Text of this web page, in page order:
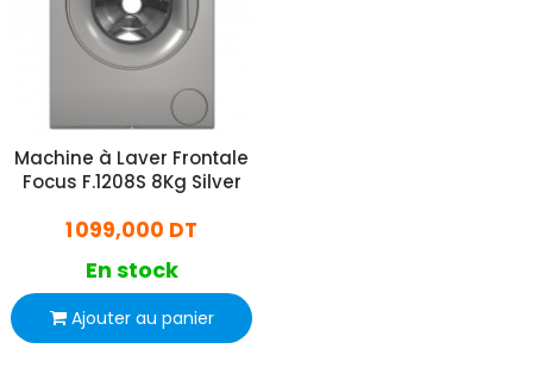
Machine à Laver Frontale
Focus F.1208S 8Kg Silver
1 099,000 DT
En stock
Ajouter au panier